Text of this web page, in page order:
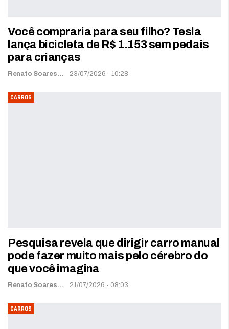
Você compraria para seu filho? Tesla
lança bicicleta de R$ 1.153 sem pedais
para crianças
Renato Soares 23/07/2026 - 10:28
CARROS
Pesquisa revela que dirigir carro manual
pode fazer muito mais pelo cérebro do
que você imagina
Renato Soares 21/07/2026 - 08:03
CARROS